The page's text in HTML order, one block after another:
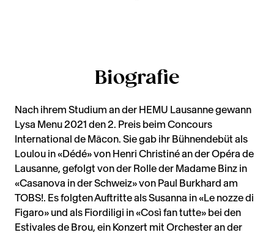
Biografie
Nach ihrem Studium an der HEMU Lausanne gewann
Lysa Menu 2021 den 2. Preis beim Concours
International de Mâcon. Sie gab ihr Bühnendebüt als
Loulou in «Dédé» von Henri Christiné an der Opéra de
Lausanne, gefolgt von der Rolle der Madame Binz in
«Casanova in der Schweiz» von Paul Burkhard am
TOBS!. Es folgten Auftritte als Susanna in «Le nozze di
Figaro» und als Fiordiligi in «Così fan tutte» bei den
Estivales de Brou, ein Konzert mit Orchester an der